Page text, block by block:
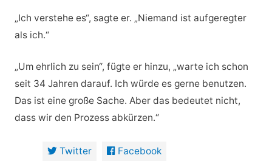
„Ich verstehe es“, sagte er. „Niemand ist aufgeregter
als ich.“
„Um ehrlich zu sein“, fügte er hinzu, „warte ich schon
seit 34 Jahren darauf. Ich würde es gerne benutzen.
Das ist eine große Sache. Aber das bedeutet nicht,
dass wir den Prozess abkürzen.“
Twitter Facebook